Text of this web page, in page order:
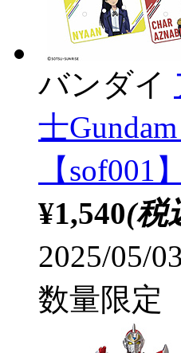
バンダイ
士
【sof001】
¥1,540(税
2025/05/
数量限定